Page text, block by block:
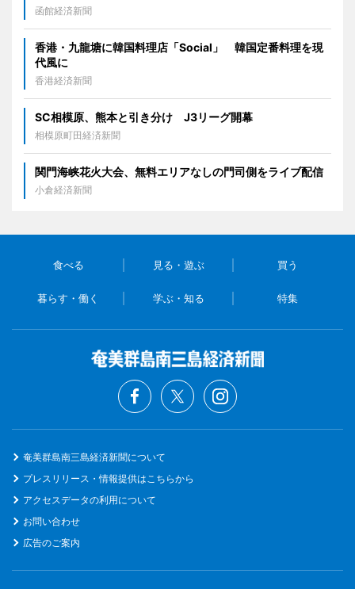
函館経済新聞
香港・九龍塘に韓国料理店「Social」 韓国定番料理を現
代風に
香港経済新聞
SC相模原、熊本と引き分け J3リーグ開幕
相模原町田経済新聞
関門海峡花火大会、無料エリアなしの門司側をライブ配信
小倉経済新聞
食べる 見る・遊ぶ 買う
暮らす・働く 学ぶ・知る 特集
奄美群島南三島経済新聞について
プレスリリース・情報提供はこちらから
アクセスデータの利用について
お問い合わせ
広告のご案内